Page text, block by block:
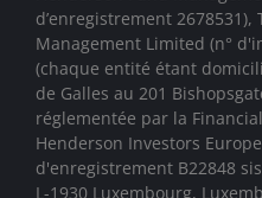
d’enregistrement
Management Limited (n°
(chaque entité étant
de Galles au 201
réglementée par la
Henderson Investors
d'enregistrement B22848
L-1930 Luxembourg,